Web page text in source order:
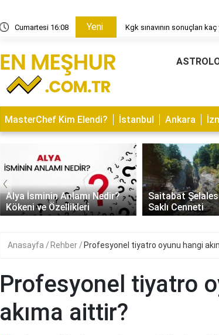
Cumartesi 16:08 Yeni Kgk sınavının sonuçları
MasterChef Kim Elendi? İstanbul Ankara
Alya İsminin Anlamı Nedir?
Kökeni ve Özellikleri
Saitabat
Saklı Cenneti
‹
Anasayfa Rehber Profesyonel tiyatro oyunu hangi
Profesyonel tiyatro
akıma aittir?